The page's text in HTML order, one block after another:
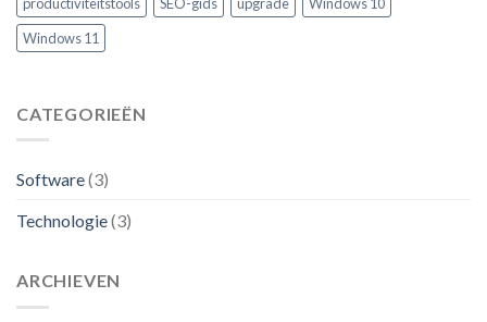
Windows 11
CATEGORIEËN
Software(3)
Technologie(3)
ARCHIEVEN